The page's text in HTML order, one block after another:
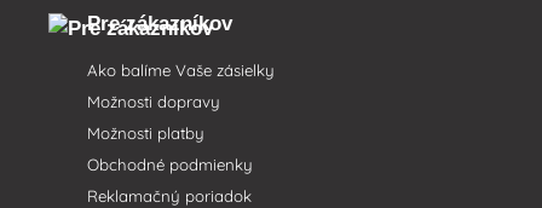
Pre zákazníkov
Ako balíme Vaše zásielky
Možnosti dopravy
Možnosti platby
Obchodné podmienky
Reklamačný poriadok